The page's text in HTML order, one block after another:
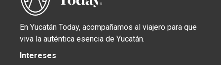
En Yucatán Today, acompañamos al viajero para que
viva la auténtica esencia de Yucatán.
Intereses